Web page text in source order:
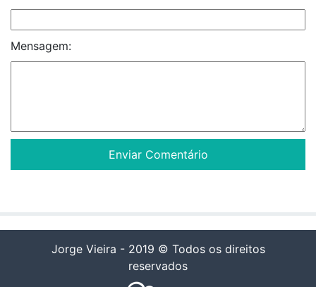
Mensagem:
Jorge Vieira - 2019 © Todos os direitos
reservados